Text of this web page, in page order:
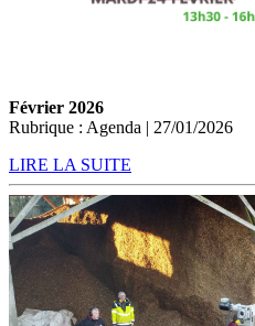
Février 2026
Rubrique : Agenda | 27/01/2026
LIRE LA SUITE